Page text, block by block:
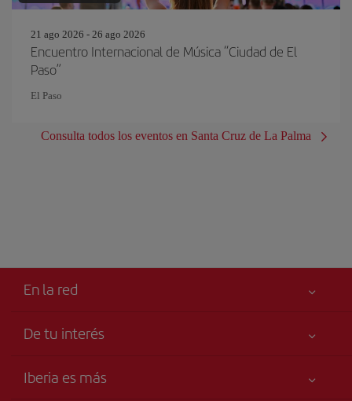
21 ago 2026 - 26 ago 2026
Encuentro Internacional de Música “Ciudad de El
Paso”
El Paso
Consulta todos los eventos en Santa Cruz de La Palma
En la red
De tu interés
Accesibilidad
Iberia es más